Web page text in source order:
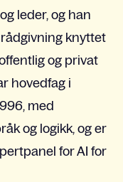
leder, og han
knyttet
og privat
hovedfag i
med
og logikk, og er
for AI for